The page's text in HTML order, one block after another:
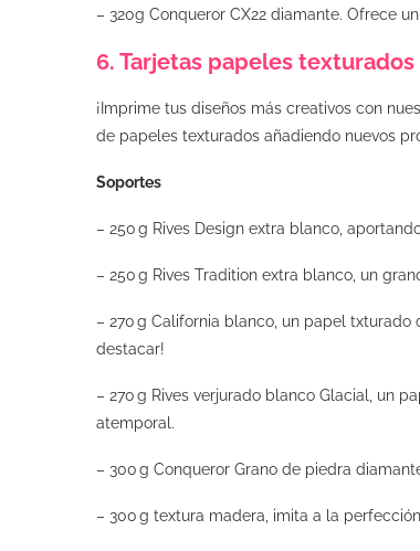
– 320g Conqueror CX22 diamante. Ofrece
6. Tarjetas papeles texturados
¡Imprime tus diseños más creativos con
de papeles texturados añadiendo nuevos
Soportes
– 250 g Rives Design extra blanco,
– 250 g Rives Tradition extra blanco, un
– 270 g California blanco, un papel
destacar!
– 270 g Rives verjurado blanco Glacial, un
atemporal.
– 300 g Conqueror Grano de piedra
– 300 g textura madera, imita a la